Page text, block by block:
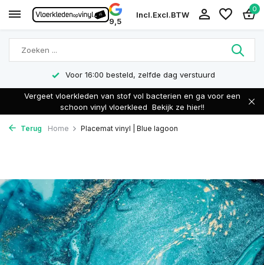
9,5
Incl.Excl.BTW
0
Voor 16:00 besteld, zelfde dag verstuurd
Vergeet vloerkleden van stof vol bacterien en ga voor een
schoon vinyl vloerkleed Bekijk ze hier!!
Terug Home Placemat vinyl | Blue lagoon